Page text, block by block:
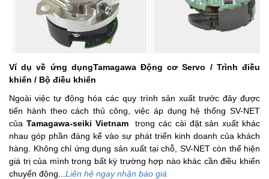
Ví dụ về ứng dụngTamagawa Động cơ Servo / Trình điều
khiển / Bộ điều khiển
Ngoài việc tự động hóa các quy trình sản xuất trước đây được
tiến hành theo cách thủ công, việc áp dụng hệ thống SV-NET
của Tamagawa-seiki Vietnamtrong các cài đặt sản xuất khác
nhau góp phần đáng kể vào sự phát triển kinh doanh của khách
hàng. Không chỉ ứng dụng sản xuất tại chỗ, SV-NET còn thể hiện
giá trị của mình trong bất kỳ trường hợp nào khác cần điều khiển
chuyển động... Liên hệ ngay nhận báo giá